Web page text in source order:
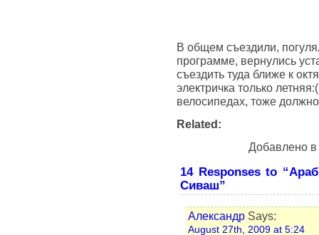
В общем съездили,
программе, вернулись
съездить туда ближе к
электричка только
велосипедах, тоже
Related:
Добавлено в
14 Responses to
Сиваш”
Александр Says:
August 27th, 2009 at 5:24